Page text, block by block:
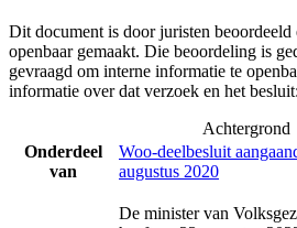
Dit document is door juristen beoordeeld
openbaar gemaakt. Die beoordeling is
gevraagd om interne informatie te
informatie over dat verzoek en het besluit:
Achtergrond
Onderdeel
van
Woo-deelbesluit
augustus 2020
De minister van